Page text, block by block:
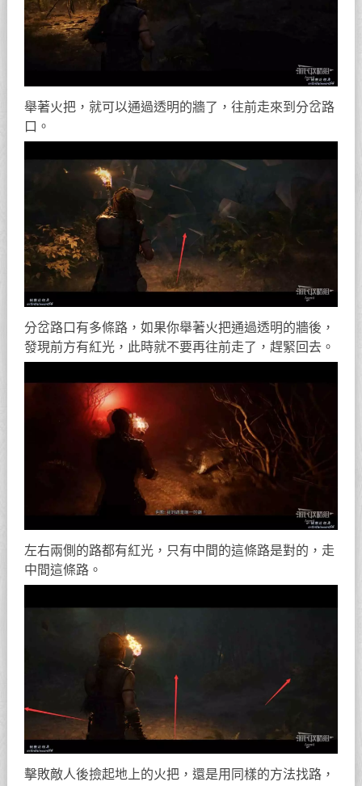
舉著火把，就可以通過透明的牆了，往前走來到分岔路
口。
分岔路口有多條路，如果你舉著火把通過透明的牆後，
發現前方有紅光，此時就不要再往前走了，趕緊回去。
左右兩側的路都有紅光，只有中間的這條路是對的，走
中間這條路。
擊敗敵人後撿起地上的火把，還是用同樣的方法找路，